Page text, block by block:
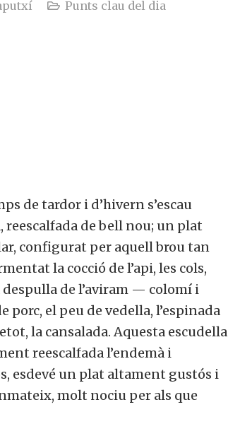
Punts clau del dia
de tardor i d’hivern s’escau
reescalfada de bell nou; un plat
configurat per aquell brou tan
la cocció de l’api, les cols,
de l’aviram — colomí i
el peu de vedella, l’espinada
la cansalada. Aquesta escudella
reescalfada l’endemà i
esdevé un plat altament gustós i
molt nociu per als que